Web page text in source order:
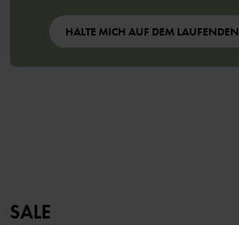
HALTE MICH AUF DEM LAUFENDEN
SALE